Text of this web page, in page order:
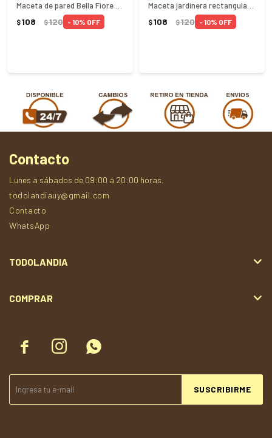
$108 $120 10 $108 $120 10
  
SUSCRIBIRME
Contacto
Lunes a sábados de 09:00 a 20:00 horas.
todolandiauy@gmail.com
Contacto
WhatsApp
TODOLANDIA
COMPRAR